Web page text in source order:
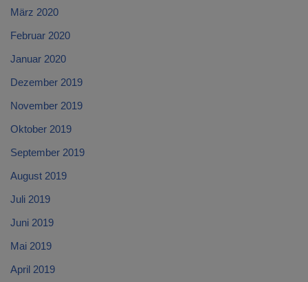
März 2020
Februar 2020
Januar 2020
Dezember 2019
November 2019
Oktober 2019
September 2019
August 2019
Juli 2019
Juni 2019
Mai 2019
April 2019